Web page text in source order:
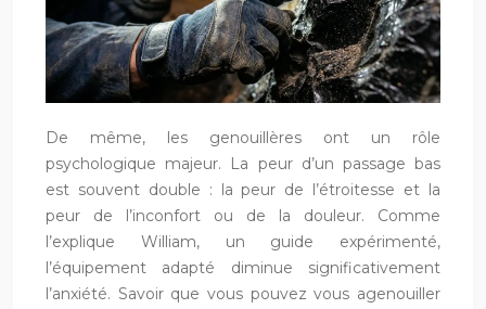
De même, les genouillères ont un rôle
psychologique majeur. La peur d’un passage bas
est souvent double : la peur de l’étroitesse et la
peur de l’inconfort ou de la douleur. Comme
l’explique William, un guide expérimenté,
l’équipement adapté diminue significativement
l’anxiété. Savoir que vous pouvez vous agenouiller